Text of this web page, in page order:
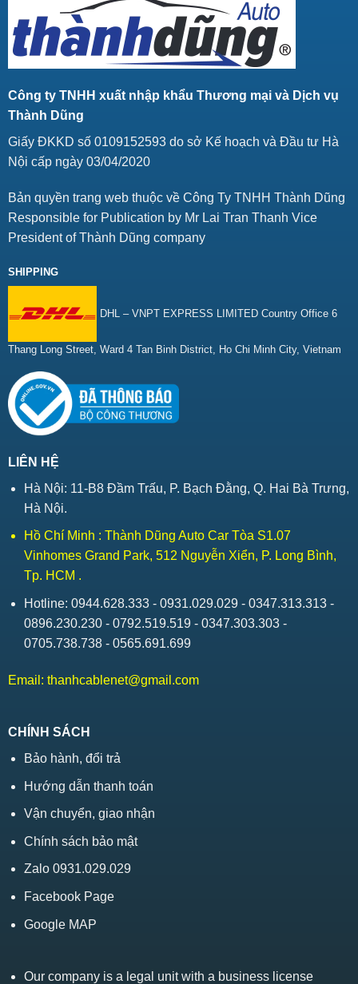
Công ty TNHH xuất nhập khẩu Thương mại và Dịch vụ
Thành Dũng
Giấy ĐKKD số 0109152593 do sở Kế hoạch và Đầu tư Hà
Nội cấp ngày 03/04/2020
Bản quyền trang web thuộc về Công Ty TNHH Thành Dũng
Responsible for Publication by Mr Lai Tran Thanh Vice
President of Thành Dũng company
SHIPPING
DHL – VNPT EXPRESS LIMITED Country Office 6
Thang Long Street, Ward 4 Tan Binh District, Ho Chi Minh City, Vietnam
LIÊN HỆ
Hà Nội: 11-B8 Đầm Trấu, P. Bạch Đằng, Q. Hai Bà Trưng,
Hà Nội.
Hồ Chí Minh : Thành Dũng Auto Car Tòa S1.07
Vinhomes Grand Park, 512 Nguyễn Xiển, P. Long Bình,
Tp. HCM .
Hotline: 0944.628.333 - 0931.029.029 - 0347.313.313 -
0896.230.230 - 0792.519.519 - 0347.303.303 -
0705.738.738 - 0565.691.699
Email: thanhcablenet@gmail.com
CHÍNH SÁCH
Bảo hành, đổi trả
Hướng dẫn thanh toán
Vận chuyển, giao nhận
Chính sách bảo mật
Zalo 0931.029.029
Facebook Page
Google MAP
Our company is a legal unit with a business license